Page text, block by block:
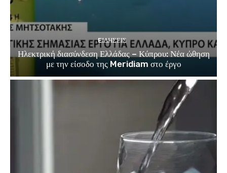
EΙΔΗΣΕΙΣ
Ηλεκτρική διασύνδεση Ελλάδας – Κύπρου: Νέα ώθηση
με την είσοδο της Meridiam στο έργο